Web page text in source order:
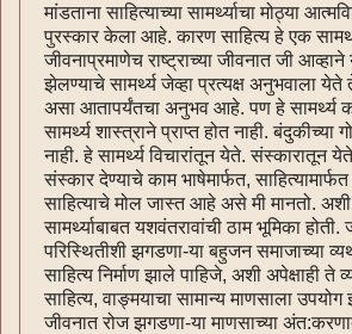
मांडताना साहित्याच्या सामर्थ्याचा मोठ्या
पुरस्कार केला आहे. कारण साहित्य हे एक
जीवनाप्रमाणेच राष्ट्राच्या जीवनात जी
झेलण्याचे सामर्थ्य जेव्हा प्रत्यक्ष अनुभवाला येते
असा आतापर्यंतचा अनुभव आहे. पण हे सामर्थ्य
सामर्थ्य शास्त्राने प्राप्त होत नाही. बंदुकीच्या
नाही. हे सामर्थ्य विचारांतून येते. संस्कारातून
संस्कार देण्याचे काम भाषेमार्फत,
साहित्याचे मोल जास्त आहे असे मी मानतो. अशी
सामर्थ्याबाबत यशवंतरावांची ठाम भूमिका
परिस्थितीशी झगडणा-या बहुजन समाजाच्या
साहित्य निर्माण झाले पाहिजे, अशी अपेक्षाही ते
साहित्य, वाङ्मयाचा सामान्य माणसाला उपयोग
जीवनात रोज झगडणा-या माणसाच्या